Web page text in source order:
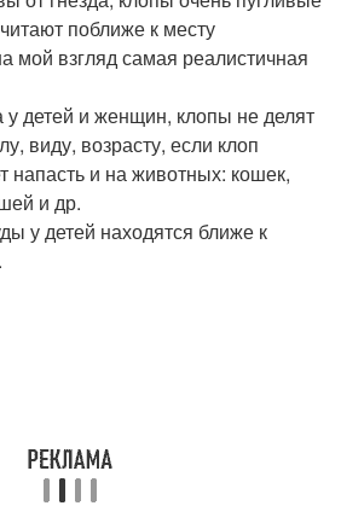
поближе к месту
мой взгляд самая реалистичная
у детей и женщин, клопы не делят
виду, возрасту, если клоп
напасть и на животных: кошек,
и др.
у детей находятся ближе к